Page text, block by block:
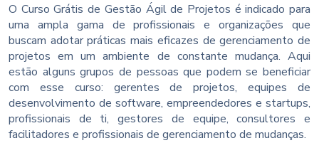
O Curso Grátis de Gestão Ágil de Projetos é indicado para
uma ampla gama de profissionais e organizações que
buscam adotar práticas mais eficazes de gerenciamento de
projetos em um ambiente de constante mudança. Aqui
estão alguns grupos de pessoas que podem se beneficiar
com esse curso: gerentes de projetos, equipes de
desenvolvimento de software, empreendedores e startups,
profissionais de ti, gestores de equipe, consultores e
facilitadores e profissionais de gerenciamento de mudanças.